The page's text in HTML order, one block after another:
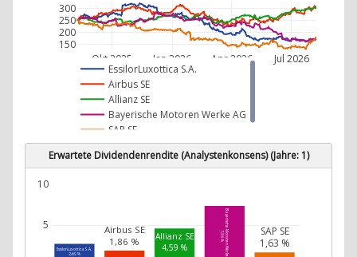
Okt 2025 Jan 2026 Apr 2026 Jul 2026
150
200
250
300
EssilorLuxottica S.A.
Airbus SE
Allianz SE
Bayerische Motoren Werke AG
SAP SE
Erwartete Dividendenrendite (Analystenkonsens) (Jahre: 1)
EssilorLuxottica S.A.
2,69 %
Airbus SE
1,86 % Allianz SE
4,59 % Bayerische Motoren Werke AG
7,36 % SAP SE
1,63 %
5
10